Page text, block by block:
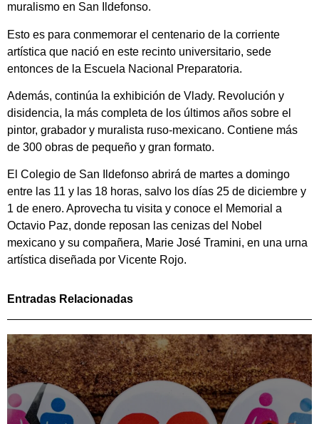
muralismo en San Ildefonso.
Esto es para conmemorar el centenario de la corriente
artística que nació en este recinto universitario, sede
entonces de la Escuela Nacional Preparatoria.
Además, continúa la exhibición de Vlady. Revolución y
disidencia, la más completa de los últimos años sobre el
pintor, grabador y muralista ruso-mexicano. Contiene más
de 300 obras de pequeño y gran formato.
El Colegio de San Ildefonso abrirá de martes a domingo
entre las 11 y las 18 horas, salvo los días 25 de diciembre y
1 de enero. Aprovecha tu visita y conoce el Memorial a
Octavio Paz, donde reposan las cenizas del Nobel
mexicano y su compañera, Marie José Tramini, en una urna
artística diseñada por Vicente Rojo.
Entradas Relacionadas